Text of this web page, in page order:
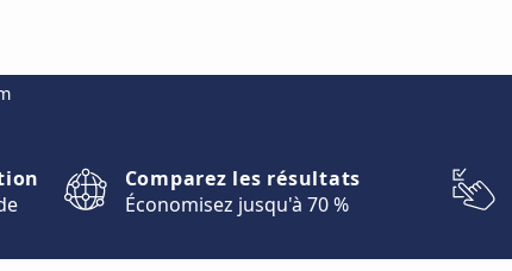
Comparez les résultats
Économisez jusqu'à 70 %